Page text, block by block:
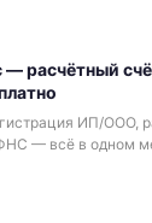
— расчётный
ИП/ООО,
— всё в одном